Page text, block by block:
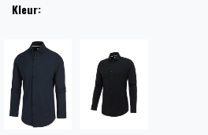
Kleur: